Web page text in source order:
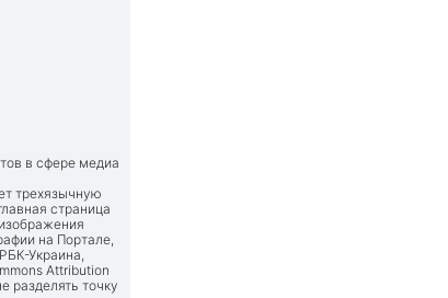
в сфере медиа
трехязычную
страница
на Портале,
Украина,
Attribution
разделять точку